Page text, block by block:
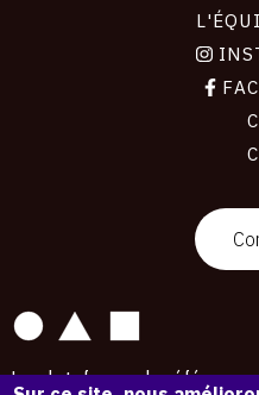
La plateforme de référence